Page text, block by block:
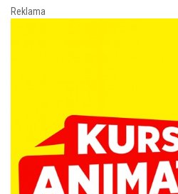
Reklama